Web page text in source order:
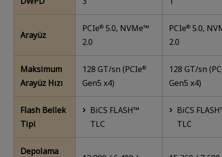
Arayüz
PCIe® 5.0, NVMe™
2.0
PCIe® 5.0,
2.0
Maksimum
Arayüz Hızı
128 GT/sn (PCIe®
Gen5 x4)
128 GT/sn
Gen5 x4)
Flash Bellek
Tipi
BiCS FLASH™
TLC
BiCS
TLC
Depolama